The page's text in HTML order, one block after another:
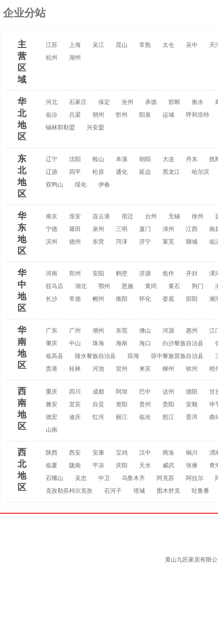
企业分站
主
营
区
域
江苏 上海 吴江 昆山 常熟 太仓 吴中
天
杭州
湖州
华
北
地
区
河北 石家庄 保定 沧州 承德 邯郸 衡水
临汾
吕梁 朔州 忻州 阳泉 运城
呼和浩特
锡林郭勒盟
兴安盟
东
北
地
区
辽宁 沈阳 鞍山 本溪 朝阳 大连 丹东
抚
辽源
四平 松原 通化 延边 黑龙江
哈尔滨
双鸭山
绥化 伊春
华
东
地
区
南京 淮安 连云港 宿迁 台州 无锡 徐州
宁德
莆田 泉州 三明 厦门 漳州 江西
南
滨州
德州 东营 菏泽 济宁 莱芜 聊城 临
华
中
地
区
河南 郑州 安阳 鹤壁 济源 焦作 开封
漯
驻马店
湖北 鄂州 恩施 黄冈 黄石 荆门
长沙
常德 郴州 衡阳 怀化 娄底 邵阳 湘
华
南
地
区
广东 广州 潮州 东莞 佛山 河源 惠州
江
肇庆
中山 珠海 海南 海口 白沙黎族自治县
临高县
陵水黎族自治县 琼海 琼中黎族苗族自治县
贵港
桂林 河池 贺州 来宾 柳州 钦州 梧
西
南
地
区
重庆 四川 成都 阿坝 巴中 达州 德阳
甘
雅安
宜宾 自贡 资阳 贵州 贵阳 安顺
毕
德宏
迪庆 红河 丽江 临沧 怒江 普洱
曲
山南
西
北
地
区
陕西 西安 安康 宝鸡 汉中 商洛 铜川
渭
临夏
陇南 平凉 庆阳 天水 威武 张掖
青
石嘴山
吴忠 中卫 乌鲁木齐 阿克苏 阿拉尔
克孜勒苏柯尔克孜
石河子 塔城 图木舒克 吐鲁番
黄山九匠家居有限